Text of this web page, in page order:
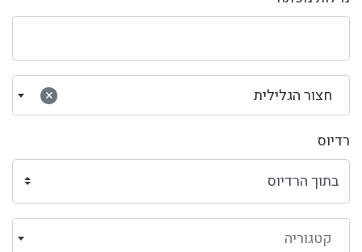
× חצור הגלילית
רדיוס
קטגוריה